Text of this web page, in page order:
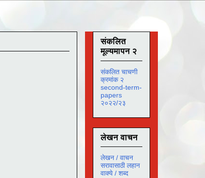
संकलित
मूल्यमापन २
संकलित चाचणी
क्रमांक २
second-term-
papers
२०२२/२३
लेखन वाचन
लेखन / वाचन
सरावासाठी लहान
वाक्ये / शब्द